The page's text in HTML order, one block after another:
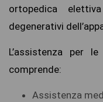
ortopedica
degenerativi
L’assistenza per
comprende:
Assistenza